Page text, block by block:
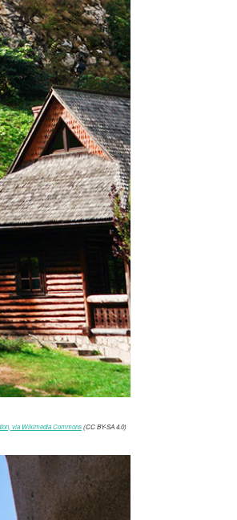
via Wikimedia Commons(CC BY-SA 4.0)